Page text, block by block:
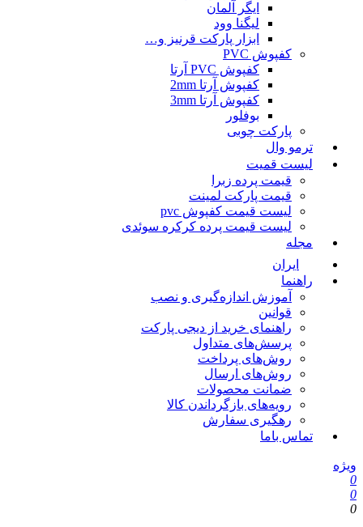
ایگر آلمان
لیگنا وود
ابزار پارکت قرنیز و…
کفپوش PVC
کفپوش PVC آرتا
کفپوش آرتا 2mm
کفپوش آرتا 3mm
بوفلور
پارکت چوبی
ترمو وال
لیست قمیت
قیمت پرده زبرا
قیمت پارکت لمینت
لیست قیمت کفپوش pvc
لیست قیمت پرده کرکره سوئدی
مجله
ایران
راهنما
آموزش اندازه‌گیری و نصب
قوانین
راهنمای خرید از دیجی پارکت
پرسش‌های متداول
روش‌های پرداخت
روش‌های ارسال
ضمانت محصولات
رویه‌های بازگرداندن کالا
رهگیری سفارش
تماس باما